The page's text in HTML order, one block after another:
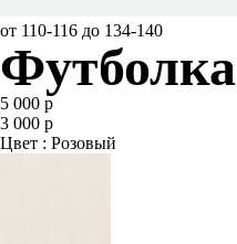
от 110-116 до 134-140
Футболка
5 000 р
3 000 р
Цвет : Розовый